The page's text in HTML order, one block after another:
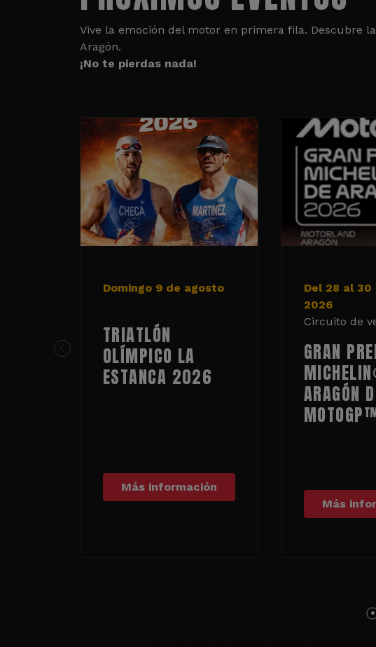
Vive la emoción del motor en primera fila. Descubre
Aragón.
¡No te pierdas nada!
Domingo 9 de agosto
TRIATLÓN
OLÍMPICO LA
ESTANCA 2026
Más información
Del 28 al
2026
Circuito de
GRAN
ARAGÓN
Más